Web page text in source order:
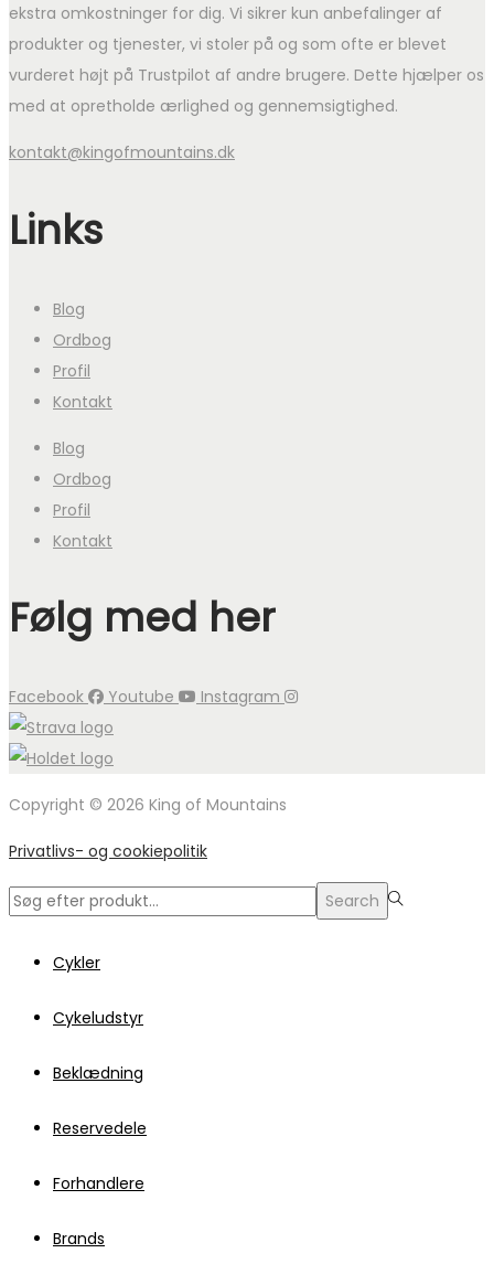
ekstra omkostninger for dig. Vi sikrer kun anbefalinger af
produkter og tjenester, vi stoler på og som ofte er blevet
vurderet højt på Trustpilot af andre brugere. Dette hjælper os
med at opretholde ærlighed og gennemsigtighed.
kontakt@kingofmountains.dk
Links
Blog
Ordbog
Profil
Kontakt
Blog
Ordbog
Profil
Kontakt
Følg med her
Facebook Youtube Instagram
Copyright © 2026 King of Mountains
Privatlivs- og cookiepolitik
Search
Search
Cykler
Cykeludstyr
Beklædning
Reservedele
Forhandlere
Brands